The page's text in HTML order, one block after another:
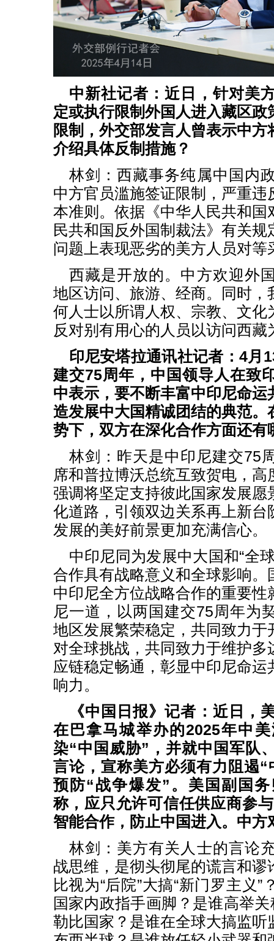
中新社记者：近日，针对美
定或执行限制外国人进入藏区
限制，外交部发言人曾表示中
介绍具体反制措施？
林剑：西藏事务纯属中国内
中方官员滥施签证限制，严重违
本准则。依据《中华人民共和国
民共和国反外国制裁法》有关
问题上表现恶劣的美方人员对等
西藏是开放的。中方欢迎外
地区访问、旅游、经商。同时，
何人士以所谓人权、宗教、文化
反对别有用心的人员以访问西
印尼安塔拉通讯社记者：4月
建交75周年，中国领导人在致
中表示，要不断丰富中印尼命运
造发展中大国精诚团结的典范。
势下，双方在深化合作方面还有
林剑：昨天是中印尼建交75
席和普拉博沃总统互致贺电，
强调将坚定支持彼此国家发展愿
化道路，引领双边关系再上新台
发展的美好前景更加充满信心。
中印尼同为发展中大国和“全
合作具有战略意义和全球影响。
中印尼全方位战略合作的重要性
尼一道，以两国建交75周年为
地区发展繁荣稳定，共同致力于
对全球挑战，共同致力于维护多
应链稳定畅通，彰显中印尼命
响力。
《中国日报》记者：近日，
在巴拿马城举办的2025年中
染“中国威胁”，并就中国军队
言论，宣称美方必须有力阻遏
预防“战争爆发”。美国副国
称，应只允许可信任供应商参
智能合作，防止中国进入。中方
林剑：美方有关人士的言论
战思维，是彻头彻尾的谎言和谬
比视为“后院”大搞“新门罗主义
国家内政指手画脚？是谁高举关
勒比国家？是谁在全球大搞监听